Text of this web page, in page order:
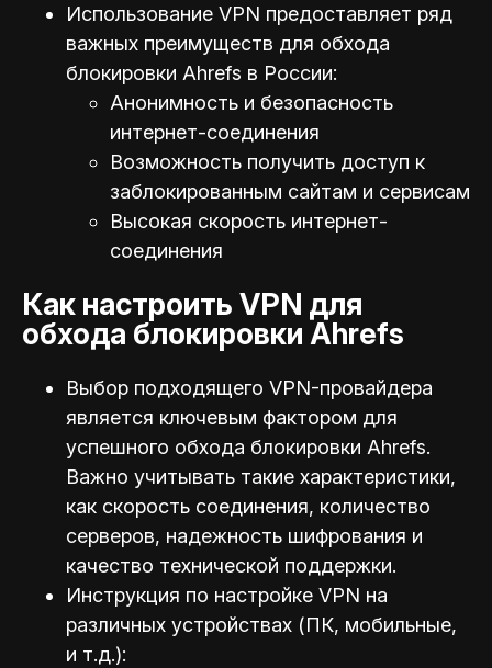
Использование VPN предоставляет ряд
важных преимуществ для обхода
блокировки Ahrefs в России:
Анонимность и безопасность
интернет-соединения
Возможность получить доступ к
заблокированным сайтам и сервисам
Высокая скорость интернет-
соединения
Как настроить VPN для
обхода блокировки Ahrefs
Выбор подходящего VPN-провайдера
является ключевым фактором для
успешного обхода блокировки Ahrefs.
Важно учитывать такие характеристики,
как скорость соединения, количество
серверов, надежность шифрования и
качество технической поддержки.
Инструкция по настройке VPN на
различных устройствах (ПК, мобильные,
и т.д.):